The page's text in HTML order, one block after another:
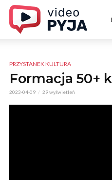
PRZYSTANEK KULTURA
Formacja 50+
2023-04-09 29 wyświetleń